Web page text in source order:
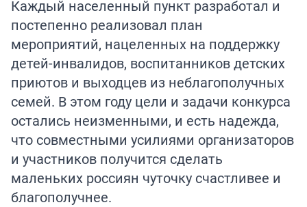
Каждый населенный пункт разработал и
постепенно реализовал план
мероприятий, нацеленных на поддержку
детей-инвалидов, воспитанников детских
приютов и выходцев из неблагополучных
семей. В этом году цели и задачи конкурса
остались неизменными, и есть надежда,
что совместными усилиями организаторов
и участников получится сделать
маленьких россиян чуточку счастливее и
благополучнее.